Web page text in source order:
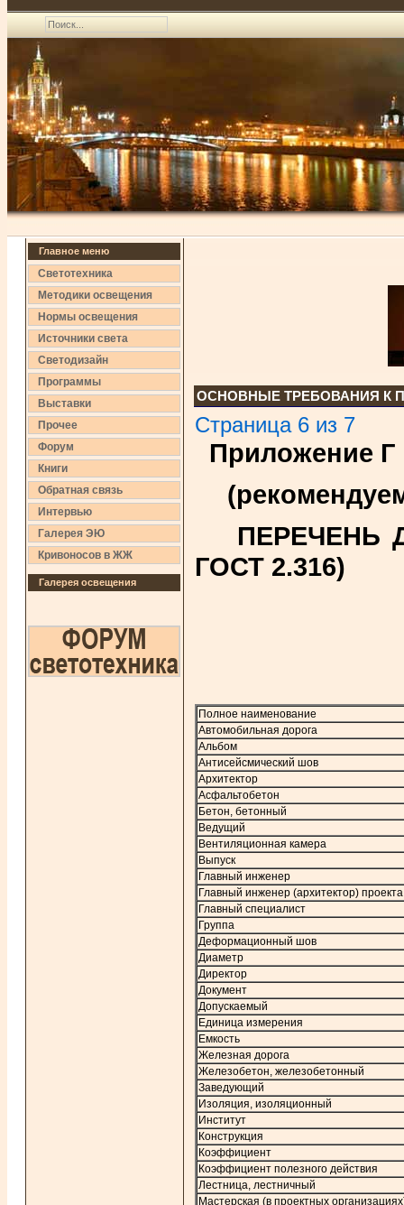
Главное меню
Светотехника
Методики освещения
Нормы освещения
Источники света
Светодизайн
Программы
Выставки
Прочее
Форум
Книги
Обратная связь
Интервью
Галерея ЭЮ
Кривоносов в ЖЖ
Галерея освещения
ОСНОВНЫЕ ТРЕБОВАНИЯ К
Страница 6 из 7
Приложение Г
ПЕРЕЧЕНЬ
ГОСТ 2.316)
Полное наименование
Автомобильная дорога
Альбом
Антисейсмический шов
Архитектор
Асфальтобетон
Бетон, бетонный
Ведущий
Вентиляционная камера
Выпуск
Главный инженер
Главный инженер (архитектор) проекта
Главный специалист
Группа
Деформационный шов
Диаметр
Директор
Документ
Допускаемый
Единица измерения
Емкость
Железная дорога
Железобетон, железобетонный
Заведующий
Изоляция, изоляционный
Институт
Конструкция
Коэффициент
Коэффициент полезного действия
Лестница, лестничный
Мастерская (в проектных